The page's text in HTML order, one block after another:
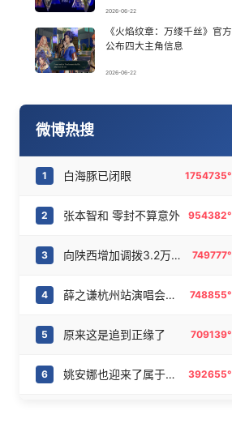
15 Kimi K3也失控了 6562510°
16 实时追踪台风白海豚
2026-06-22
《火焰纹章：万缕千丝》官方
公布四大主角信息
2026-06-22
微博热搜
1 白海豚已闭眼 1754735°
2 张本智和 零封不算意外 954382°
3 向陕西增加调拨3.2万件救灾物资 749777°
4 薛之谦杭州站演唱会取消 748855°
5 原来这是追到正缘了 709139°
6 姚安娜也迎来了属于她的宣发期 392655°